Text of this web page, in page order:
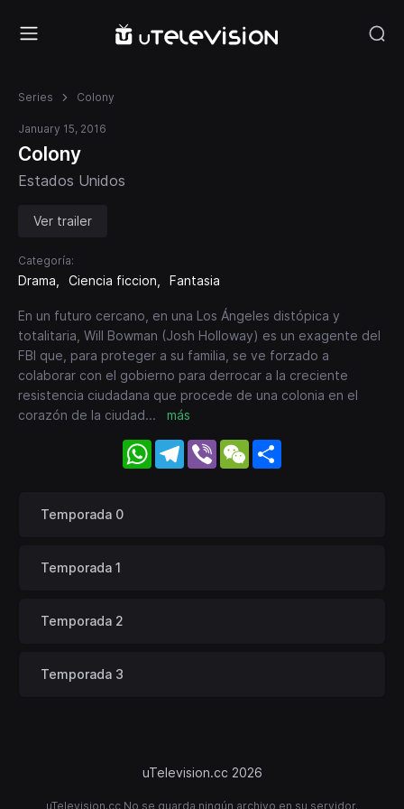
Series Colony
January 15, 2016
Colony
Estados Unidos
Ver trailer
Categoría:
Drama Ciencia ficcion Fantasia
En un futuro cercano, en una Los Ángeles distópica y
totalitaria, Will Bowman (Josh Holloway) es un exagente del
FBI que, para proteger a su familia, se ve forzado a
colaborar con el gobierno para derrocar a la creciente
resistencia ciudadana que procede de una colonia en el
corazón de la ciudad... más
WhatsApp
Telegram
Viber WeChat
Temporada 0
Temporada 1
Temporada 2
Temporada 3
uTelevision.cc 2026
uTelevision.cc No se guarda ningún archivo en su servidor.